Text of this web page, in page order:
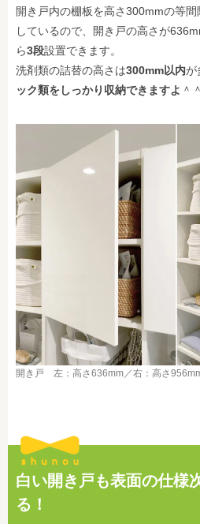
開き戸内の棚板を高さ300mmの等
しているので、開き戸の高さが
ら3段設置できます。
洗剤類の詰替の高さは300mm以内が
ック類をしっかり収納できますよ ＾＾
開き戸 左：高さ636mm／右：高さ956mm
白い開き戸も表面の仕様
る！